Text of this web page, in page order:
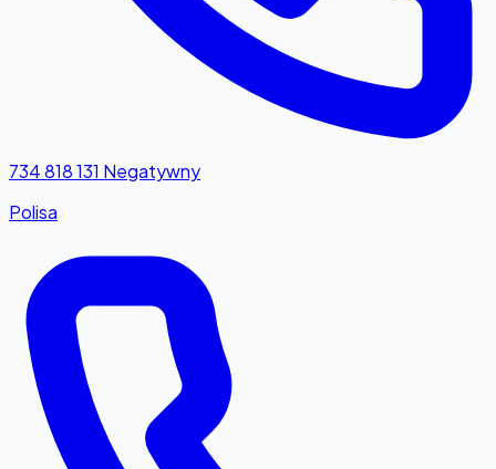
734 818 131 Negatywny
Polisa